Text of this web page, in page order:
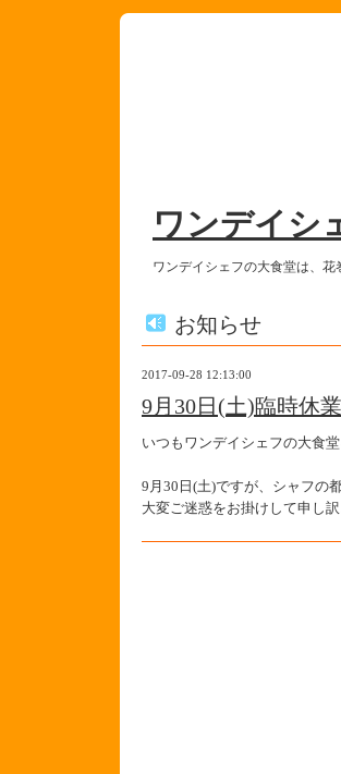
ワンデイシ
ワンデイシェフの大食堂は、
お知らせ
2017-09-28 12:13:00
9月30日(土)臨時休
いつもワンデイシェフの大食
9月30日(土)ですが、シャフの
大変ご迷惑をお掛けして申し訳